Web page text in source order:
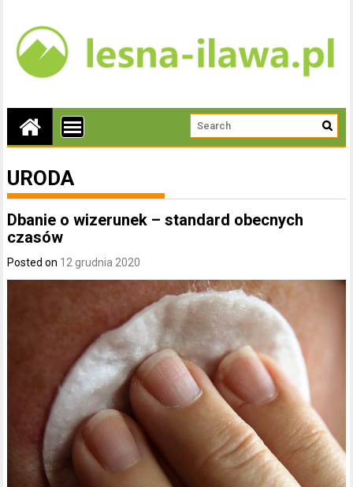
URODA
Dbanie o wizerunek – standard obecnych
czasów
Posted on 12 grudnia 2020